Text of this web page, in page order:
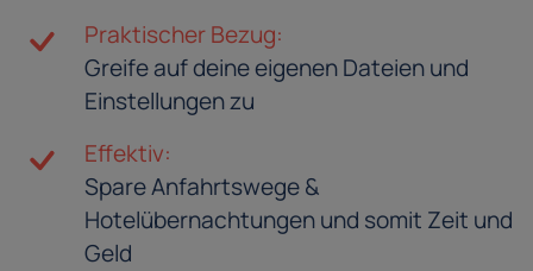
Praktischer Bezug:
Greife auf deine eigenen Dateien und
Einstellungen zu
Effektiv:
Spare Anfahrtswege &
Hotelübernachtungen und somit Zeit und
Geld